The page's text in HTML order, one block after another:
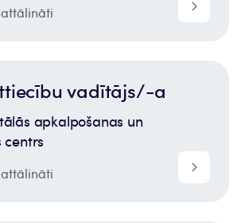
vadītājs/-a
apkalpošanas un
centrs